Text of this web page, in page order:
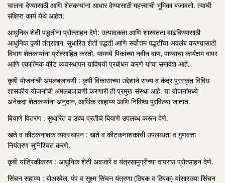
चालना देण्यासाठी आणि शेतकऱ्यांना आधार देण्यासाठी महत्त्वाची भूमिका बजावतो. त्याची
संक्षिप्त कार्य येथे आहेत:
आधुनिक शेती पद्धतींना प्रोत्साहन देणे: उत्पादकता आणि शाश्वतता वाढविण्यासाठी
आधुनिक कृषी तंत्रज्ञान, सुधारित शेती पद्धती आणि सर्वोत्तम पद्धतींचा अवलंब करण्यासाठी
विभाग शेतकऱ्यांना प्रोत्साहित करतो. यामध्ये पिकांच्या नवीन वाण, पाण्याचा कार्यक्षम वापर
आणि एकात्मिक कीड व्यवस्थापन याविषयी प्रबोधन करणे यांचा समावेश आहे.
कृषी योजनांची अंमलबजावणी : कृषी विकासाच्या उद्देशाने राज्य व केंद्र पुरस्कृत विविध
शासकीय योजनांची अंमलबजावणी करणारी ही प्रमुख संस्था आहे. या योजनांमध्ये
अनेकदा शेतकऱ्यांना अनुदान, आर्थिक साहाय्य आणि निविष्ठा पुरविल्या जातात.
बियाणे वितरण : सुधारित व उच्च प्रतीचे बियाणे उपलब्ध करून देणे.
खते व कीटकनाशक व्यवस्थापन : खते व कीटकनाशकांची उपलब्धता व गुणवत्ता
नियंत्रण सुनिश्चित करणे.
कृषी यांत्रिकीकरण : आधुनिक शेती अवजारे व यंत्रसामुग्रीच्या वापरास प्रोत्साहन देणे.
सिंचन सहाय्य : बोअरवेल, पंप व सूक्ष्म सिंचन यंत्रणा (ठिबक व ठिबक) यांसारख्या सिंचन